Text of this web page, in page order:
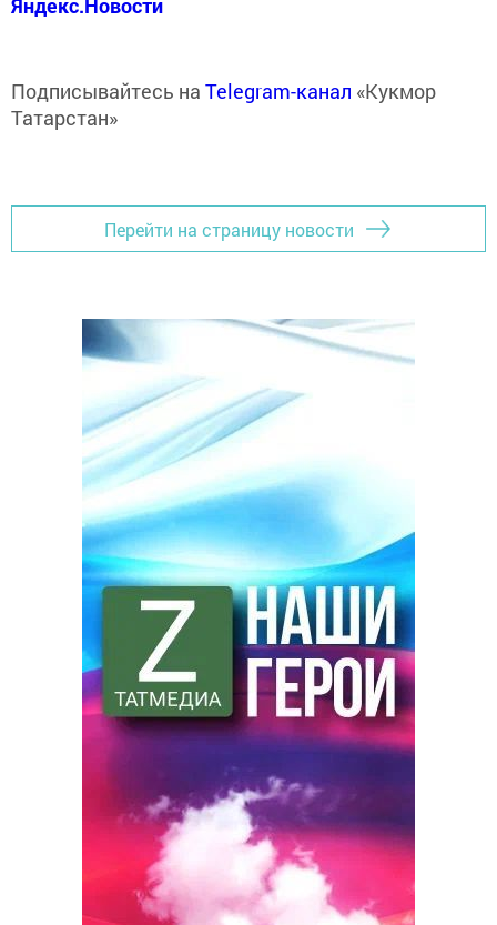
Яндекс.Новости
Подписывайтесь на Telegram-канал «Кукмор
Татарстан»
Перейти на страницу новости